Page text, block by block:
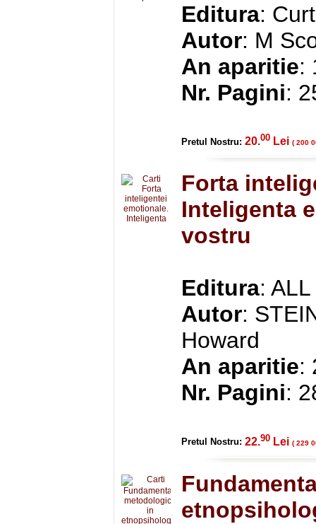
Editura:
Autor: M
An aparitie:
Nr. Pagini:
Pretul Nostru: 20.00 Lei ( 200
Forta
Inteligenta
vostru
Editura: ALL
Autor:
Howard
An aparitie:
Nr. Pagini:
Pretul Nostru: 22.90 Lei ( 229